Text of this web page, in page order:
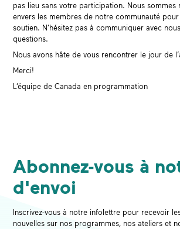
pas lieu sans votre participation. Nous sommes
envers les membres de notre communauté
soutien. N’hésitez pas à communiquer avec
questions.
Nous avons hâte de vous rencontrer le jour de
Merci!
L’équipe de Canada en programmation
Abonnez-vous à
d'envoi
Inscrivez-vous à notre infolettre pour recevoir
nouvelles sur nos programmes, nos ateliers et